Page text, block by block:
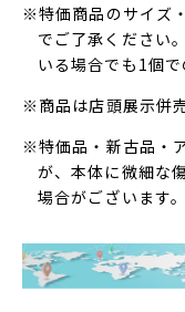
※特価商品のサイズ
でご了承ください
いる場合でも1個で
※商品は店頭展示併
※特価品・新古品・
が、本体に微細な
場合がございます。